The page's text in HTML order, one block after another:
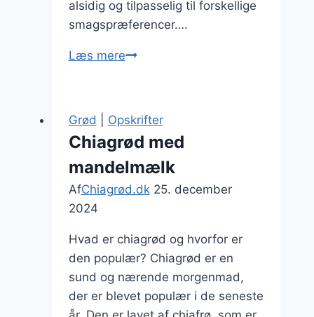
alsidig og tilpasselig til forskellige
smagspræferencer….
Læs mereChiagrød
dessert
Grød Opskrifter
Chiagrød med
mandelmælk
AfChiagrød.dk 25. december
2024
Hvad er chiagrød og hvorfor er
den populær? Chiagrød er en
sund og nærende morgenmad,
der er blevet populær i de seneste